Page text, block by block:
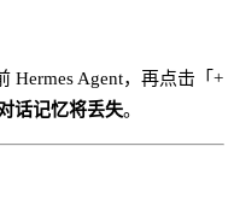
Hermes Agent，再点击「+
话记忆将丢失。